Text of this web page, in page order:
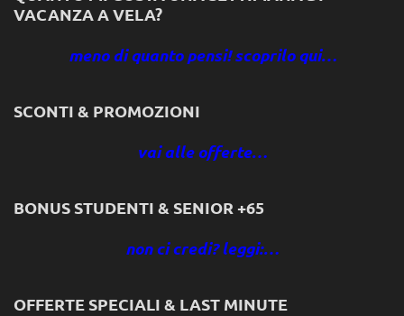
VACANZA A VELA?
meno di quanto pensi! scoprilo qui…
SCONTI & PROMOZIONI
vai alle offerte…
BONUS STUDENTI & SENIOR +65
non ci credi? leggi:…
OFFERTE SPECIALI & LAST MINUTE